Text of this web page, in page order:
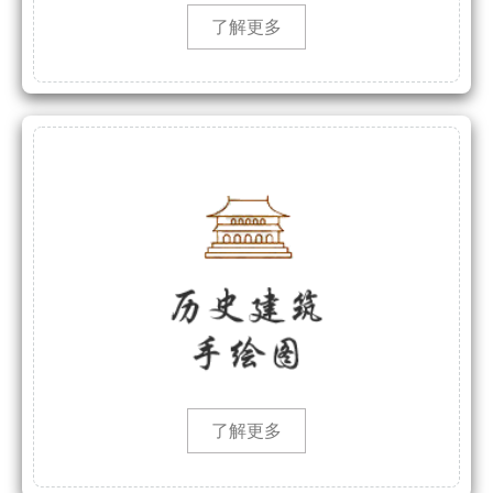
了解更多
了解更多